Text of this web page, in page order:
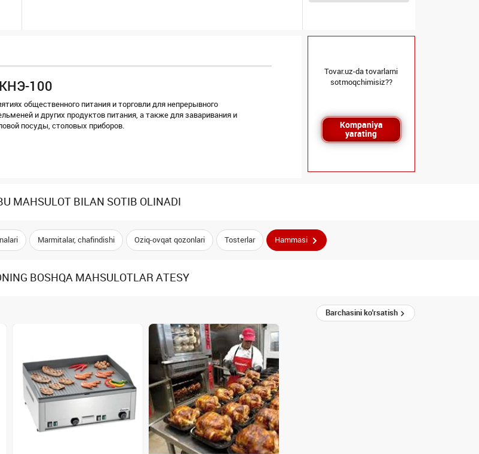
100
общественного питания и торговли для непрерывного
и других продуктов питания, а также для заваривания и
посуды, столовых приборов.
Tovar.uz-da tovarlarni
sotmoqchimisiz??
Kompaniya
yarating
MAHSULOT BILAN SOTIB OLINADI
Marmitalar, chafindishi Oziq-ovqat qozonlari Tosterlar Hammasi
BOSHQA MAHSULOTLAR ATESY
Barchasini ko'rsatish